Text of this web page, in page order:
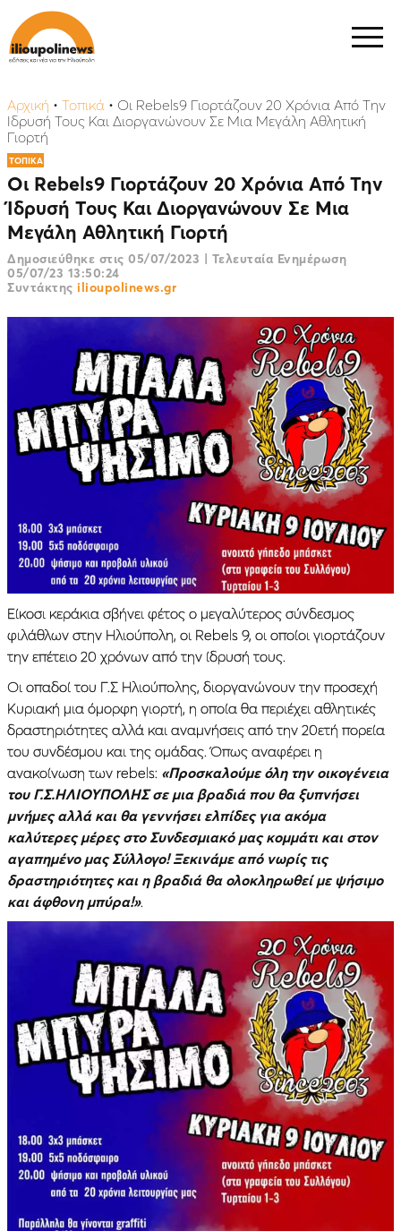
Αρχική • Τοπικά • Oι Rebels9 Γιορτάζουν 20 Χρόνια Από Την
Ίδρυσή Τους Και Διοργανώνουν Σε Μια Μεγάλη Αθλητική
Γιορτή
ΤΟΠΙΚΑ
Oι Rebels9 Γιορτάζουν 20 Χρόνια Από Την
Ίδρυσή Τους Και Διοργανώνουν Σε Μια
Μεγάλη Αθλητική Γιορτή
Δημοσιεύθηκε στις 05/07/2023 | Τελευταία Ενημέρωση
05/07/23 13:50:24
Συντάκτης ilioupolinews.gr
Είκοσι κεράκια σβήνει φέτος ο μεγαλύτερος σύνδεσμος
φιλάθλων στην Ηλιούπολη, οι Rebels 9, οι οποίοι γιορτάζουν
την επέτειο 20 χρόνων από την ίδρυσή τους.
Οι οπαδοί του Γ.Σ Ηλιούπολης, διοργανώνουν την προσεχή
Κυριακή μια όμορφη γιορτή, η οποία θα περιέχει αθλητικές
δραστηριότητες αλλά και αναμνήσεις από την 20ετή πορεία
του συνδέσμου και της ομάδας. Όπως αναφέρει η
ανακοίνωση των rebels: «Προσκαλούμε όλη την οικογένεια
του Γ.Σ.ΗΛΙΟΥΠΟΛΗΣ σε μια βραδιά που θα ξυπνήσει
μνήμες αλλά και θα γεννήσει ελπίδες για ακόμα
καλύτερες μέρες στο Συνδεσμιακό μας κομμάτι και στον
αγαπημένο μας Σύλλογο! Ξεκινάμε από νωρίς τις
δραστηριότητες και η βραδιά θα ολοκληρωθεί με ψήσιμο
και άφθονη μπύρα!».